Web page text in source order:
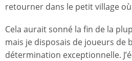
retourner dans le petit village où
Cela aurait sonné la fin de la
mais je disposais de joueurs de
détermination exceptionnelle.